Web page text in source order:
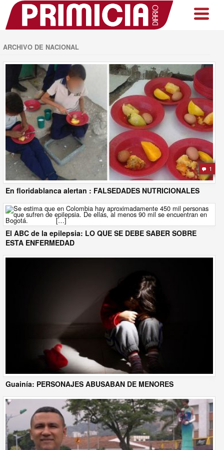
ARCHIVO DE NACIONAL
1
En floridablanca alertan : FALSEDADES NUTRICIONALES
El ABC de la epilepsia: LO QUE SE DEBE SABER SOBRE
ESTA ENFERMEDAD
Guainía: PERSONAJES ABUSABAN DE MENORES